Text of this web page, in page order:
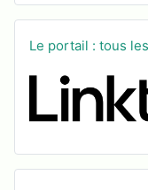
Le portail : tous